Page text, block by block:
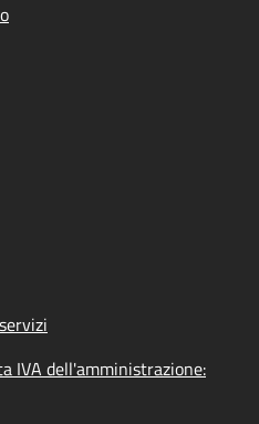
IVA dell'amministrazione: